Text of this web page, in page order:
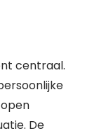
centraal.
De